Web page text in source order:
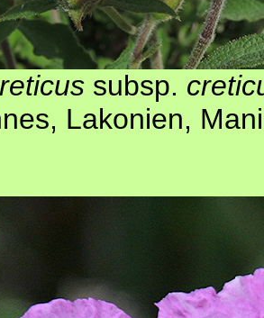
subsp.
Lakonien,